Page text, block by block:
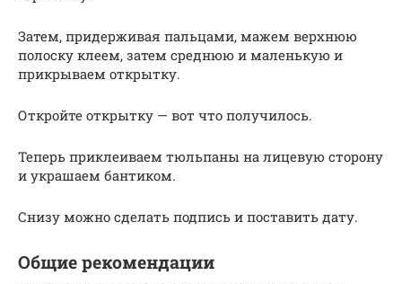
Затем, придерживая пальцами, мажем верхнюю
полоску клеем, затем среднюю и маленькую и
прикрываем открытку.
Откройте открытку — вот что получилось.
Теперь приклеиваем тюльпаны на лицевую сторону
и украшаем бантиком.
Снизу можно сделать подпись и поставить дату.
Общие рекомендации